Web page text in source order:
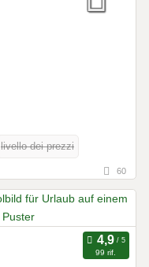
livello dei prezzi
60
99 rif.